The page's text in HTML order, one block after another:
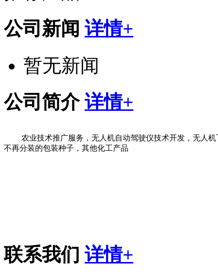
公司新闻 详情+
暂无新闻
公司简介 详情+
农业技术推广服务，无人机自动驾驶仪技术开发，无人
不再分装的包装种子，其他化工产品
联系我们 详情+